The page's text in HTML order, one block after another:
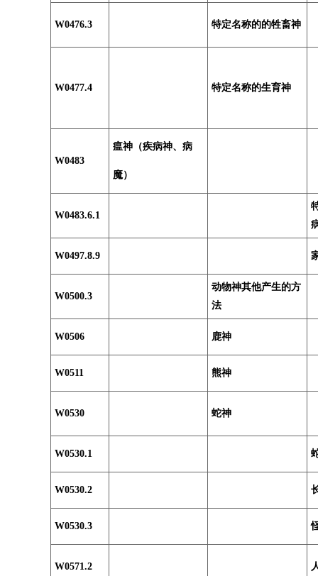
W0476.3 特定名称的的牲畜神
W0477.4 特定名称的生育神
W0483
瘟神（疾病神、病
魔）
W0483.6.1
W0497.8.9
W0500.3
动物神其他产生的方
法
W0506 鹿神
W0511 熊神
W0530 蛇神
W0530.1
W0530.2
W0530.3
W0571.2